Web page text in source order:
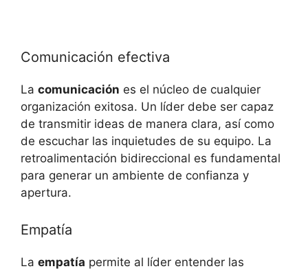
Comunicación efectiva
La comunicación es el núcleo de cualquier
organización exitosa. Un líder debe ser capaz
de transmitir ideas de manera clara, así como
de escuchar las inquietudes de su equipo. La
retroalimentación bidireccional es fundamental
para generar un ambiente de confianza y
apertura.
Empatía
La empatía permite al líder entender las